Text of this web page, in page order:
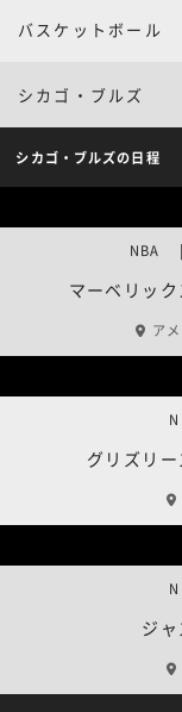
バスケットボール
シカゴ・ブルズ
シカゴ・ブルズの日程
マーベリック
NBA |
ア
グリズリー
ジャ